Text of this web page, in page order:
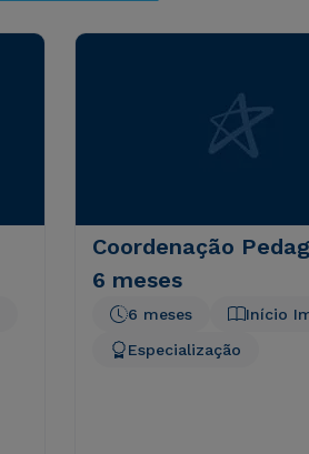
Coordenação
6 meses
Início
6 meses
Especialização